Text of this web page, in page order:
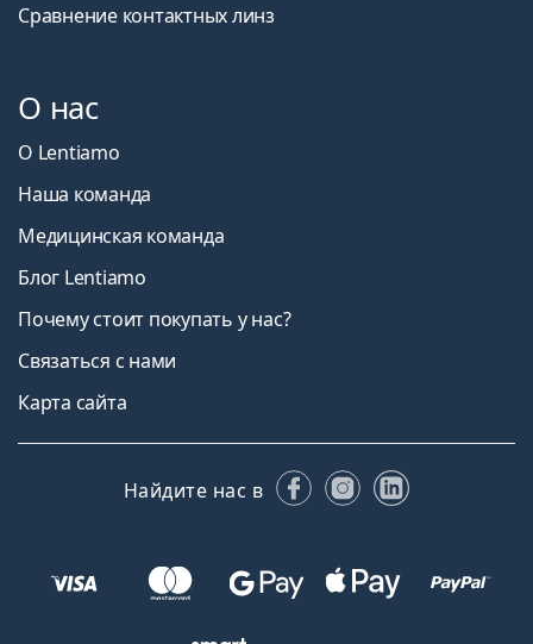
Сравнение контактных линз
О нас
О Lentiamo
Наша команда
Медицинская команда
Блог Lentiamo
Почему стоит покупать у нас?
Связаться с нами
Карта сайта
Найдите нас в FacebookInstagram
LinkedIn